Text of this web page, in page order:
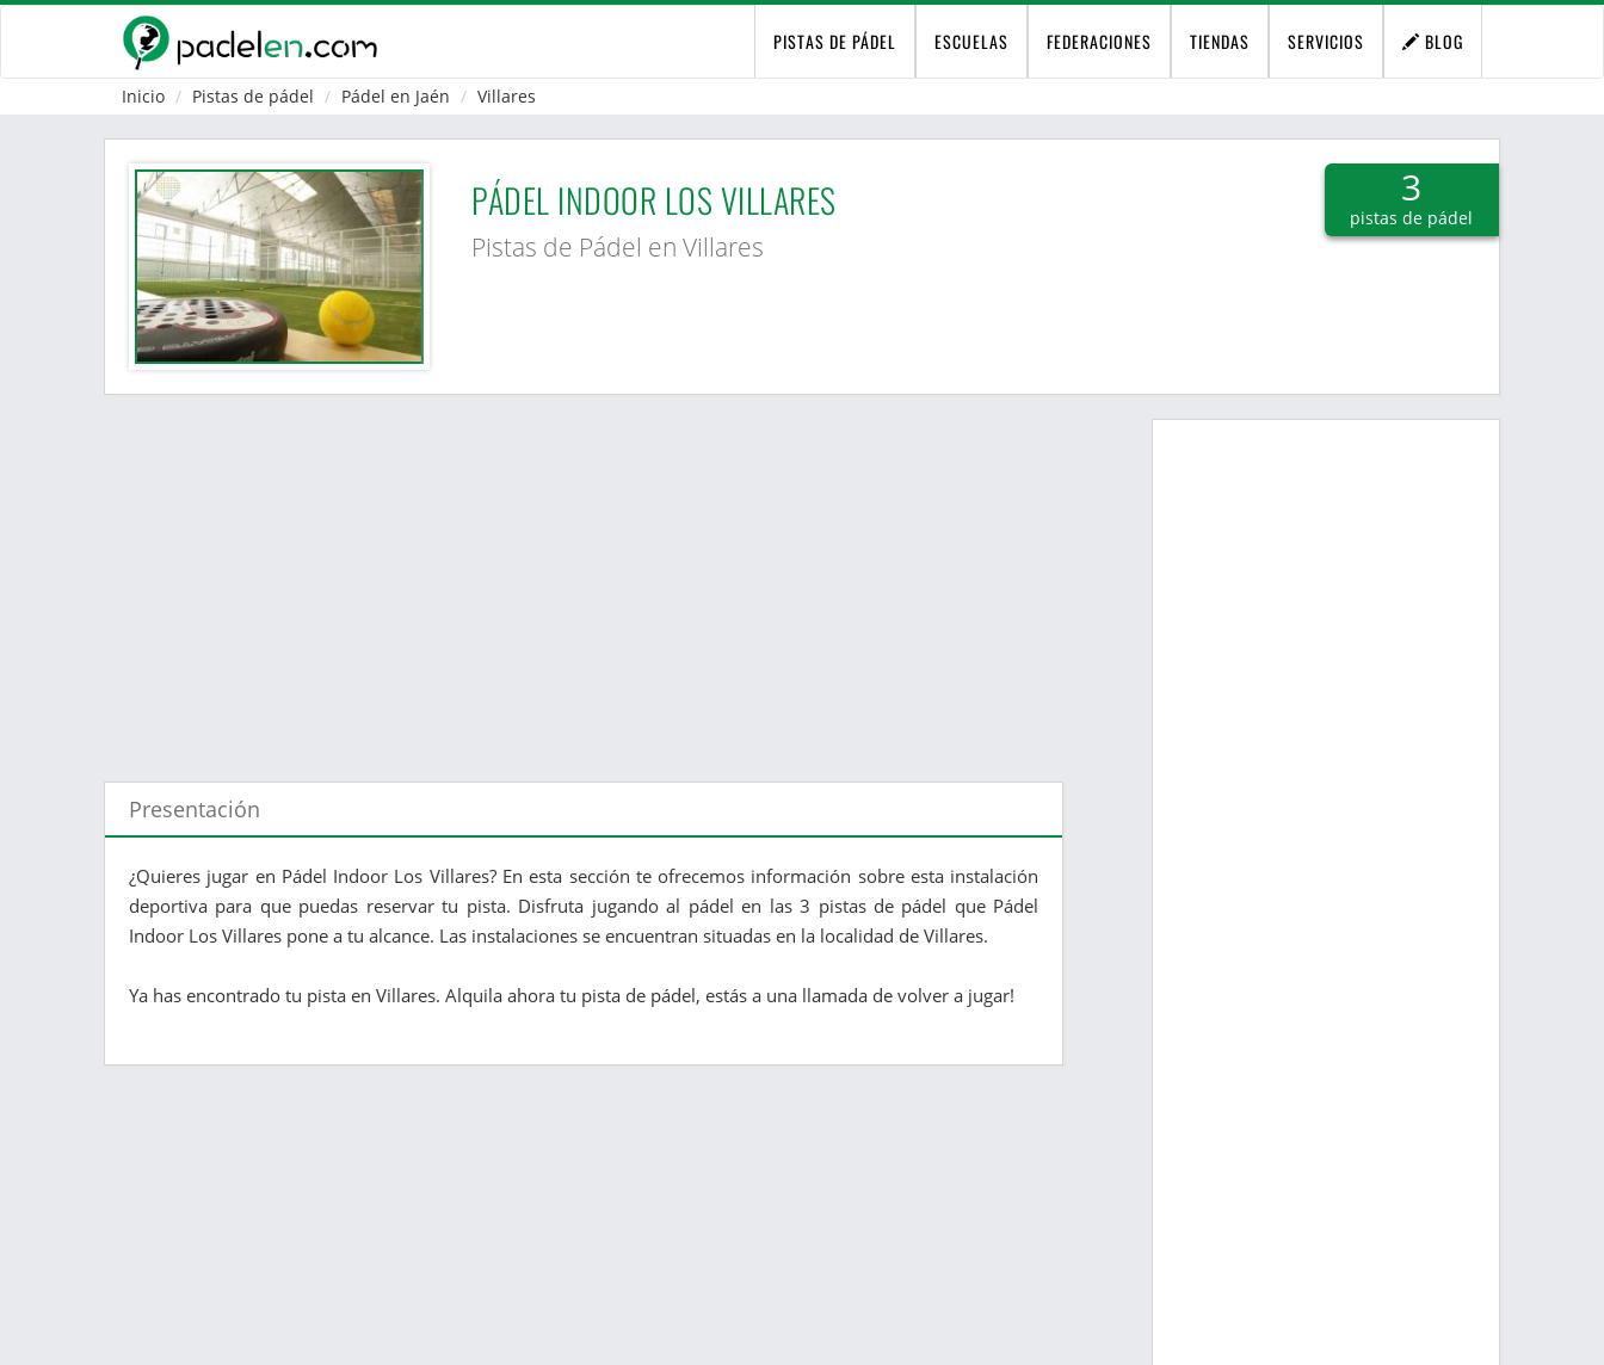
PISTAS DE PÁDEL ESCUELAS FEDERACIONES TIENDAS SERVICIOS BLOG
Inicio Pistas de pádel Pádel en Jaén Villares
PÁDEL INDOOR LOS VILLARES
Pistas de Pádel en Villares
3
pistas de pádel
Presentación
¿Quieres jugar en Pádel Indoor Los Villares? En esta sección te ofrecemos información sobre esta instalación
deportiva para que puedas reservar tu pista. Disfruta jugando al pádel en las 3 pistas de pádel que Pádel
Indoor Los Villares pone a tu alcance. Las instalaciones se encuentran situadas en la localidad de Villares.
Ya has encontrado tu pista en Villares. Alquila ahora tu pista de pádel, estás a una llamada de volver a jugar!